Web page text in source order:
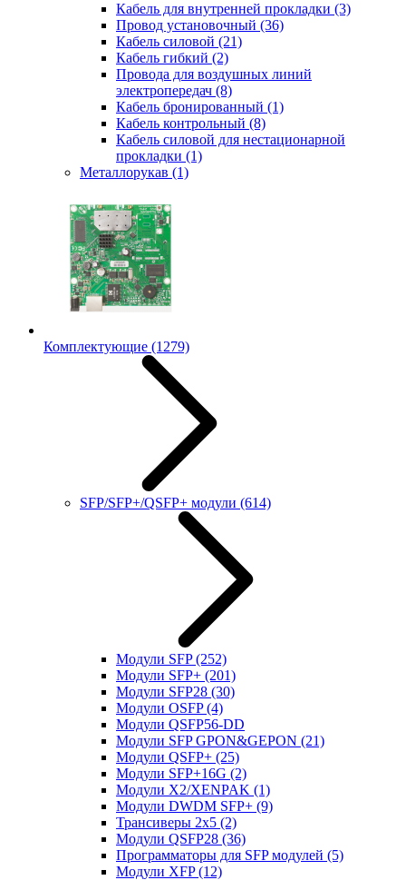
Кабель для внутренней прокладки (3)
Провод установочный (36)
Кабель силовой (21)
Кабель гибкий (2)
Провода для воздушных линий
электропередач (8)
Кабель бронированный (1)
Кабель контрольный (8)
Кабель силовой для нестационарной
прокладки (1)
Металлорукав (1)
Комплектующие (1279)
SFP/SFP+/QSFP+ модули (614)
Модули SFP(252)
Модули SFP+ (201)
Модули SFP28 (30)
Модули OSFP(4)
Модули QSFP56-DD
Модули SFP GPON&GEPON (21)
Модули QSFP+ (25)
Модули SFP+16G (2)
Модули X2/XENPAK (1)
Модули DWDM SFP+ (9)
Трансиверы 2x5 (2)
Модули QSFP28 (36)
Программаторы для SFP модулей (5)
Модули XFP(12)